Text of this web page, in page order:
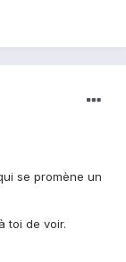
se promène un
toi de voir.